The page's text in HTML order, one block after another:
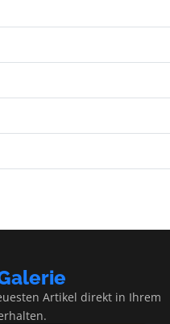
Artikel direkt in Ihrem